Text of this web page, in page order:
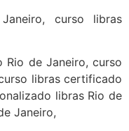
curso libras
de Janeiro, curso
libras certificado
libras Rio de
Janeiro,